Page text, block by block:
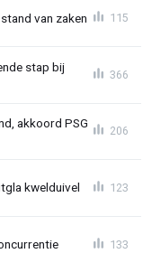
van zaken 115
stap bij
366
akkoord PSG
206
kwelduivel 123
133